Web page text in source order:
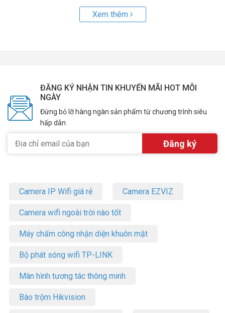
Xem thêm
ĐĂNG KÝ NHẬN TIN KHUYẾN MÃI HOT MỖI
NGÀY
Đừng bỏ lỡ hàng ngàn sản phẩm từ chương trình siêu
hấp dẫn
Camera IP Wifi giá rẻ Camera EZVIZ
Camera wifi ngoài trời nào tốt
Máy chấm công nhận diện khuôn mặt
Bộ phát sóng wifi TP-LINK
Màn hình tương tác thông minh
Báo trộm Hikvision